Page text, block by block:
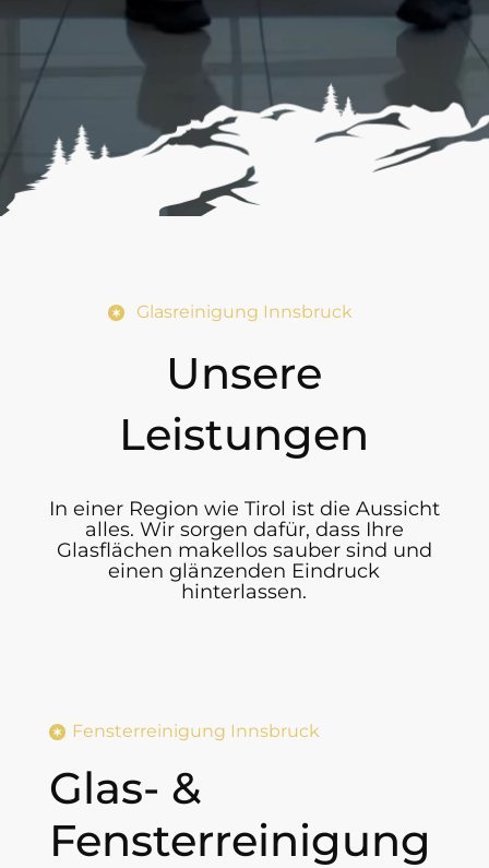
Glasreinigung Innsbruck
Unsere
Leistungen
In einer Region wie Tirol ist die Aussicht
alles. Wir sorgen dafür, dass Ihre
Glasflächen makellos sauber sind und
einen glänzenden Eindruck
hinterlassen.
Fensterreinigung Innsbruck
Glas- &
Fensterreinigung